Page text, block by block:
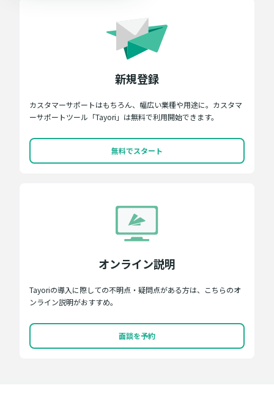
新規登録
カスタマーサポートはもちろん、幅広い業種や用途に。カスタマ
ーサポートツール「Tayori」は無料で利用開始できます。
無料でスタート
オンライン説明
Tayoriの導入に際しての不明点・疑問点がある方は、こちらのオ
ンライン説明がおすすめ。
面談を予約